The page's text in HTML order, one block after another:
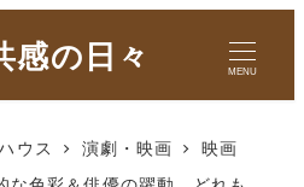
感の日々 MENU
ウス 演劇・映画
映画